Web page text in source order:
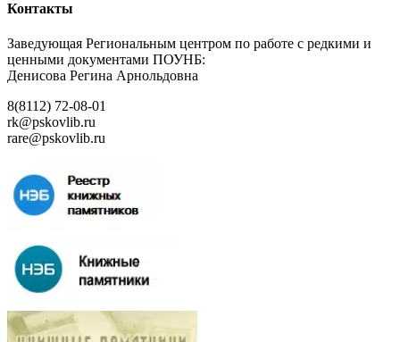
Контакты
Заведующая Региональным центром по работе с редкими и
ценными документами ПОУНБ:
Денисова Регина Арнольдовна
8(8112) 72-08-01
rk@pskovlib.ru
rare@pskovlib.ru